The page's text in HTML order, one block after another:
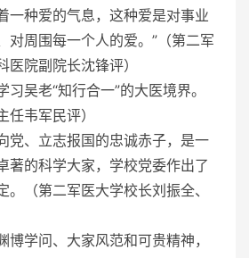
一种爱的气息，这种爱是对事业
对周围每一个人的爱。”（第二军
医院副院长沈锋评）
吴老“知行合一”的大医境界。
任韦军民评）
党、立志报国的忠诚赤子，是一
著的科学大家，学校党委作出了
。（第二军医大学校长刘振全、
博学问、大家风范和可贵精神，